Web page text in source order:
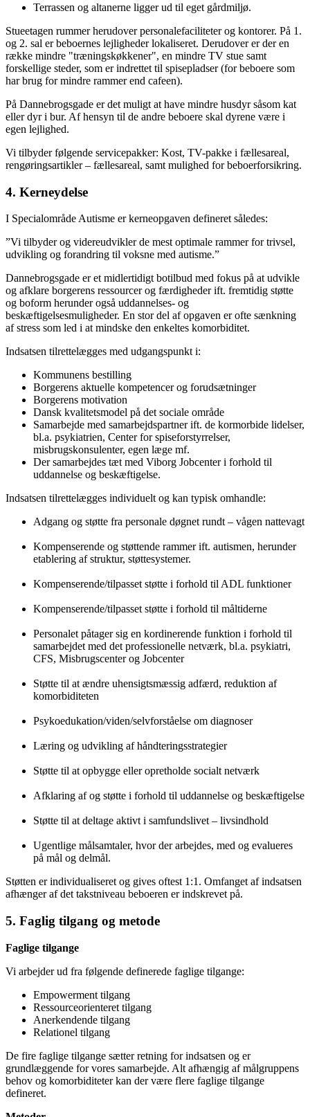
Terrassen og altanerne ligger ud til eget gårdmiljø.
Stueetagen rummer herudover personalefaciliteter og kontorer. På 1.
og 2. sal er beboernes lejligheder lokaliseret. Derudover er der en
række mindre "træningskøkkener", en mindre TV stue samt
forskellige steder, som er indrettet til spisepladser (for beboere som
har brug for mindre rammer end cafeen).
På Dannebrogsgade er det muligt at have mindre husdyr såsom kat
eller dyr i bur. Af hensyn til de andre beboere skal dyrene være i
egen lejlighed.
Vi tilbyder følgende servicepakker: Kost, TV-pakke i fællesareal,
rengøringsartikler – fællesareal, samt mulighed for beboerforsikring.
4. Kerneydelse
I Specialområde Autisme er kerneopgaven defineret således:
”Vi tilbyder og videreudvikler de mest optimale rammer for trivsel,
udvikling og forandring til voksne med autisme.”
Dannebrogsgade er et midlertidigt botilbud med fokus på at udvikle
og afklare borgerens ressourcer og færdigheder ift. fremtidig støtte
og boform herunder også uddannelses- og
beskæftigelsesmuligheder. En stor del af opgaven er ofte sænkning
af stress som led i at mindske den enkeltes komorbiditet.
Indsatsen tilrettelægges med udgangspunkt i:
Kommunens bestilling
Borgerens aktuelle kompetencer og forudsætninger
Borgerens motivation
Dansk kvalitetsmodel på det sociale område
Samarbejde med samarbejdspartner ift. de kormorbide lidelser,
bl.a. psykiatrien, Center for spiseforstyrrelser,
misbrugskonsulenter, egen læge mf.
Der samarbejdes tæt med Viborg Jobcenter i forhold til
uddannelse og beskæftigelse.
Indsatsen tilrettelægges individuelt og kan typisk omhandle:
Adgang og støtte fra personale døgnet rundt – vågen nattevagt
Kompenserende og støttende rammer ift. autismen, herunder
etablering af struktur, støttesystemer.
Kompenserende/tilpasset støtte i forhold til ADL funktioner
Kompenserende/tilpasset støtte i forhold til måltiderne
Personalet påtager sig en kordinerende funktion i forhold til
samarbejdet med det professionelle netværk, bl.a. psykiatri,
CFS, Misbrugscenter og Jobcenter
Støtte til at ændre uhensigtsmæssig adfærd, reduktion af
komorbiditeten
Psykoedukation/viden/selvforståelse om diagnoser
Læring og udvikling af håndteringsstrategier
Støtte til at opbygge eller opretholde socialt netværk
Afklaring af og støtte i forhold til uddannelse og beskæftigelse
Støtte til at deltage aktivt i samfundslivet – livsindhold
Ugentlige målsamtaler, hvor der arbejdes, med og evalueres
på mål og delmål.
Støtten er individualiseret og gives oftest 1:1. Omfanget af indsatsen
afhænger af det takstniveau beboeren er indskrevet på.
5. Faglig tilgang og metode
Faglige tilgange
Vi arbejder ud fra følgende definerede faglige tilgange:
Empowerment tilgang
Ressourceorienteret tilgang
Anerkendende tilgang
Relationel tilgang
De fire faglige tilgange sætter retning for indsatsen og er
grundlæggende for vores samarbejde. Alt afhængig af målgruppens
behov og komorbiditeter kan der være flere faglige tilgange
defineret.